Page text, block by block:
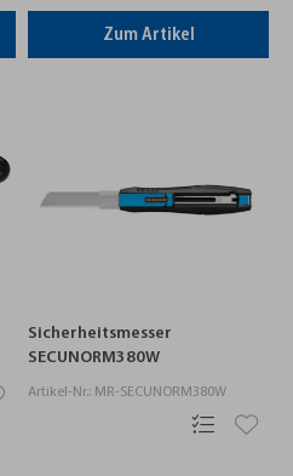
Zum Artikel
Sicherheitsmesser
SECUNORM380W
Artikel-Nr.: MR-SECUNORM380W